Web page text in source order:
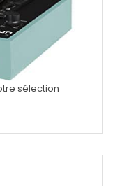
sélection